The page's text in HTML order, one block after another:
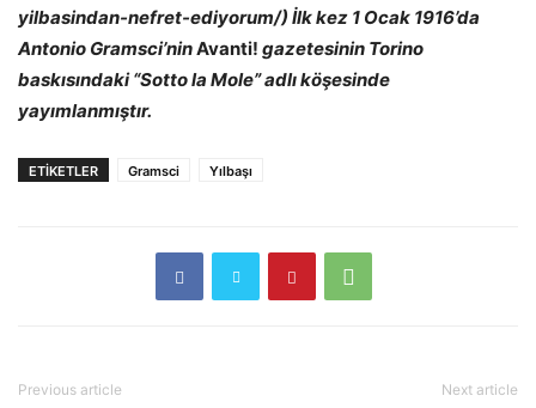
yilbasindan-nefret-ediyorum/) İlk kez 1 Ocak 1916’da
Antonio Gramsci’ninAvanti! gazetesinin Torino
baskısındaki “Sotto la Mole” adlı köşesinde
yayımlanmıştır.
ETIKETLER Gramsci Yılbaşı
Previous article Next article